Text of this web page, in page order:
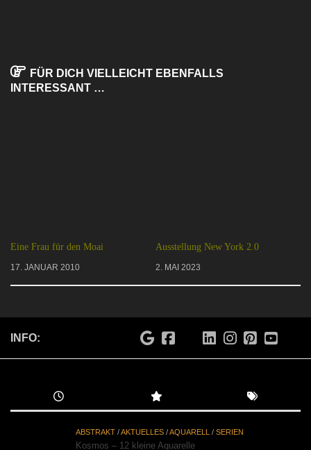
FÜR DICH VIELLEICHT EBENFALLS
INTERESSANT …
Eine Frau für den Moai
17. JANUAR 2010
Ausstellung New York 2.0
2. MAI 2023
INFO:
ABSTRAKT /AKTUELLES /AQUARELL / SERIEN
Kosmos – 12 kleine Aquarelle